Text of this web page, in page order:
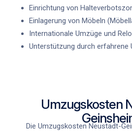
Einrichtung von
Einlagerung von Möbeln
Internationale Umzüge und
Unterstützung durch erfahrene
Umzugskosten
Die Umzugskosten Neustadt-